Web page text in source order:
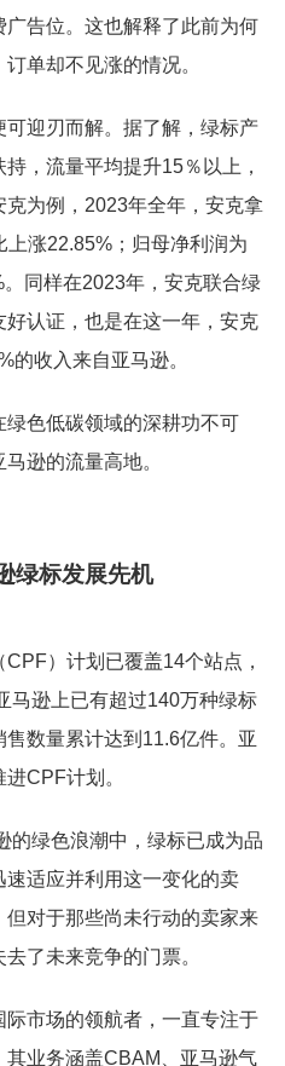
告位。这也解释了此前为何
单却不见涨的情况。
迎刃而解。据了解，绿标产
，流量平均提升15％以上，
为例，2023年全年，安克拿
涨22.85%；归母净利润为
同样在2023年，安克联合绿
认证，也是在这一年，安克
的收入来自亚马逊。
色低碳领域的深耕功不可
逊的流量高地。
绿标发展先机
）计划已覆盖14个站点，
马逊上已有超过140万种绿标
数量累计达到11.6亿件。亚
CPF计划。
的绿色浪潮中，绿标已成为品
适应并利用这一变化的卖
对于那些尚未行动的卖家来
了未来竞争的门票。
市场的领航者，一直专注于
业务涵盖CBAM、亚马逊气